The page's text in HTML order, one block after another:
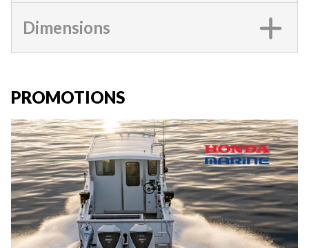
Dimensions
PROMOTIONS